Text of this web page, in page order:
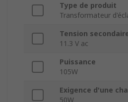
Type de produit
Transformateur
Tension
11.3 V ac
Puissance
105W
Exigence d'une
50W